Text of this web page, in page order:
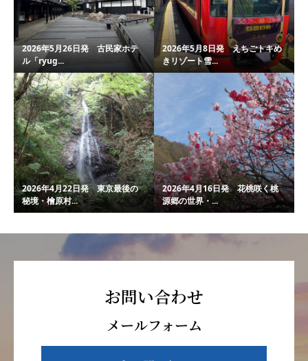
2026年5月26日発 古民家ホテ
ル「ryug...
2026年5月8日発 えちごトキめ
きリゾート雪...
2026年4月22日発 東京最後の
秘境・檜原村...
2026年4月16日発 花桃咲く桃
源郷の世界・...
お問い合わせ
メールフォーム